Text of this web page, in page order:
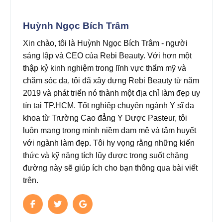
Huỳnh Ngọc Bích Trâm
Xin chào, tôi là Huỳnh Ngọc Bích Trâm - người
sáng lập và CEO của Rebi Beauty. Với hơn một
thập kỷ kinh nghiệm trong lĩnh vực thẩm mỹ và
chăm sóc da, tôi đã xây dựng Rebi Beauty từ năm
2019 và phát triển nó thành một địa chỉ làm đẹp uy
tín tại TP.HCM. Tốt nghiệp chuyên ngành Y sĩ đa
khoa từ Trường Cao đẳng Y Dược Pasteur, tôi
luôn mang trong mình niềm đam mê và tâm huyết
với ngành làm đẹp. Tôi hy vọng rằng những kiến
thức và kỹ năng tích lũy được trong suốt chặng
đường này sẽ giúp ích cho bạn thông qua bài viết
trên.